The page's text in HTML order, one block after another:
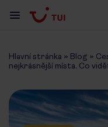
Hlavní stránka » Blog »
nejkrásnější místa. Co